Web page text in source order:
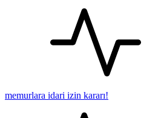
memurlara idari izin kararı!